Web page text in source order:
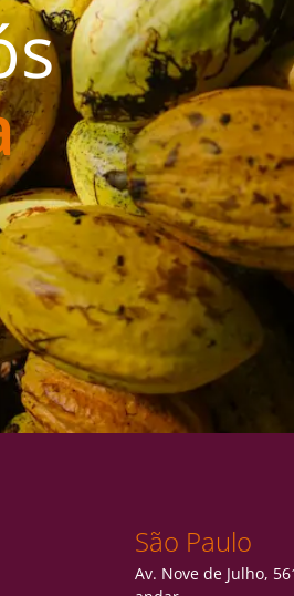
São Paulo
Av. Nove de Julho,